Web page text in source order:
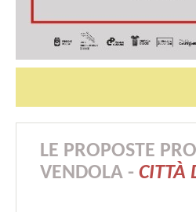
LE PROPOSTE
VENDOLA - CITTÀ